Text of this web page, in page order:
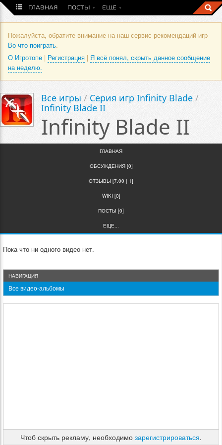
ГЛАВНАЯ ПОСТЫ ЕЩЕ
Пожалуйста, обратите внимание на наш сервис рекомендаций игр
Во что поиграть.
О Игротопе | Регистрация | Я всё понял, скрыть данное сообщение
на неделю.
Все игры / Серия игр Infinity Blade /
Infinity Blade II
Infinity Blade II
ГЛАВНАЯ
ОБСУЖДЕНИЯ [0]
ОТЗЫВЫ [7.00 | 1]
WIKI [0]
ПОСТЫ [0]
ЕЩЕ...
Пока что ни одного видео нет.
НАВИГАЦИЯ
Все видео-альбомы
Чтоб скрыть рекламу, необходимо зарегистрироваться.